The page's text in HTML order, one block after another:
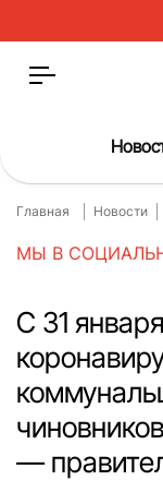
Главная
О нас
Спорт
Досье
Блог
Главная Новости
МЫ В
С 31
—